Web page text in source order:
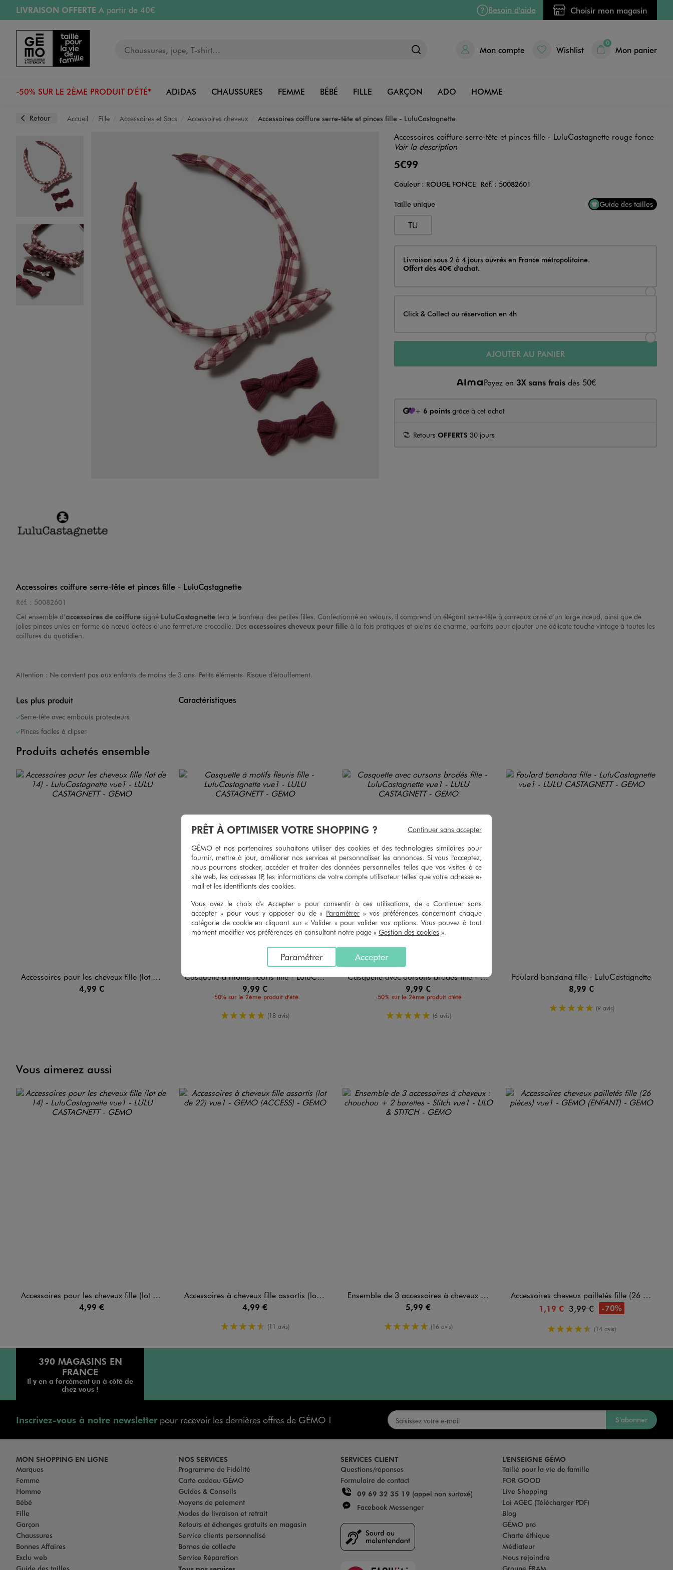
Aller au contenu principal
Aller à la navigation
LIVRAISON OFFERTE A partir de 40€
RETRAIT ET LIVRAISON OFFERTE
RÉSERVATION GRATUITE
4h en magasin
Retours OFFERTSpendant 30 jours
Besoin d'aide Choisir mon magasin
Mon compte Wishlist
0
Mon panier
-50% SUR LE 2ÈME PRODUIT D'ÉTÉ* ADIDAS CHAUSSURES FEMME BÉBÉ FILLE GARÇON ADO HOMME
Retour Accueil Fille Accessoires et Sacs Accessoires cheveux Accessoires coiffure serre-tête et pinces fille - LuluCastagnette
Accessoires coiffure serre-tête et pinces fille - LuluCastagnette rouge fonce
Voir la description
5€99
Couleur
Couleur : ROUGE FONCE Réf. : 50082601
Taille unique
Guide des tailles
TU
Livraison
Livraison sous 2 à 4 jours ouvrés en France métropolitaine.
Offert dès 40€ d'achat.
Click & Collect ou réservation en 4h
AJOUTER AU PANIER
Payez en 3X sans fraisdès 50€
+ 6 pointsgrâce à cet achat
Retours OFFERTS 30 jours
Accessoires coiffure serre-tête et pinces fille - LuluCastagnette
Réf. : 50082601
Cet ensemble d’accessoires de coiffure signé LuluCastagnette fera le bonheur des petites filles. Confectionné en velours, il comprend un élégant serre-tête à carreaux orné d’un large nœud, ainsi que de
jolies pinces unies en forme de nœud dotées d’une fermeture crocodile. Des accessoires cheveux pour fille à la fois pratiques et pleins de charme, parfaits pour ajouter une délicate touche vintage à toutes les
coiffures du quotidien.
Attention : Ne convient pas aux enfants de moins de 3 ans. Petits éléments. Risque d’étouffement.
Les plus produit
Serre-tête avec embouts protecteurs
Pinces faciles à clipser
Caractéristiques
Produits achetés ensemble
Accessoires pour les cheveux fille (lot de 14) - LuluCastagnette
4,99 €
Casquette à motifs fleuris fille - LuluCastagnette
9,99 €
-50% sur le 2ème produit d'été
5/5 de moyenne
(18 avis)
Casquette avec oursons brodés fille - LuluCastagnette
9,99 €
-50% sur le 2ème produit d'été
5/5 de moyenne
(6 avis)
Foulard bandana fille - LuluCastagnette
8,99 €
5/5 de moyenne
(9 avis)
Vous aimerez aussi
Accessoires pour les cheveux fille (lot de 14) - LuluCastagnette
4,99 €
Accessoires à cheveux fille assortis (lot de 22)
4,99 €
4.5/5 de moyenne
(11 avis)
Ensemble de 3 accessoires à cheveux : chouchou + 2 barettes - Stitch
5,99 €
5/5 de moyenne
(16 avis)
Accessoires cheveux pailletés fille (26 pièces)
1,19 € 3,99 €
-70%
4.5/5 de moyenne
(14 avis)
390 MAGASINS EN
FRANCE
Il y en a forcément un à côté de
chez vous !
Inscrivez-vous à notre newsletterpour recevoir les dernières offres de GÉMO ! S’abonner
MON SHOPPING EN LIGNE
Marques
Femme
Homme
Bébé
Fille
Garçon
Chaussures
Bonnes Affaires
Exclu web
NOS SERVICES
Programme de Fidélité
Carte cadeau GÉMO
Guides & Conseils
Moyens de paiement
Modes de livraison et retrait
Retours et échanges gratuits en magasin
Service clients personnalisé
Bornes de collecte
Service Réparation
SERVICES CLIENT
Questions/réponses
Formulaire de contact
09 69 32 35 19 (appel non surtaxé)
Facebook Messenger
Faciliti
L'ENSEIGNE GÉMO
Taillé pour la vie de famille
FOR GOOD
Live Shopping
Loi AGEC (Télécharger PDF)
Blog
GÉMO pro
Charte éthique
Médiateur
Nous rejoindre
PRÊT À OPTIMISER VOTRE SHOPPING ?
GÉMO et nos partenaires souhaitons utiliser des cookies et des technologies similaires pour
fournir, mettre à jour, améliorer nos services et personnaliser les annonces. Si vous l'acceptez,
nous pourrons stocker, accéder et traiter des données personnelles telles que vos visites à ce
site web, les adresses IP, les informations de votre compte utilisateur telles que votre adresse e-
mail et les identifiants des cookies.
Vous avez le choix d'« Accepter » pour consentir à ces utilisations, de « Continuer sans
accepter » pour vous y opposer ou de « Paramétrer » vos préférences concernant chaque
catégorie de cookie en cliquant sur « Valider » pour valider vos options. Vous pouvez à tout
moment modifier vos préférences en consultant notre page « Gestion des cookies ».
Accepter
Paramétrer
Continuer sans accepter